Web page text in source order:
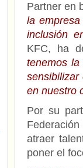
Partner en
la
inclusión
KFC, ha
tenemos
sensibilizar
en nuestro
Por su
atraer
poner el